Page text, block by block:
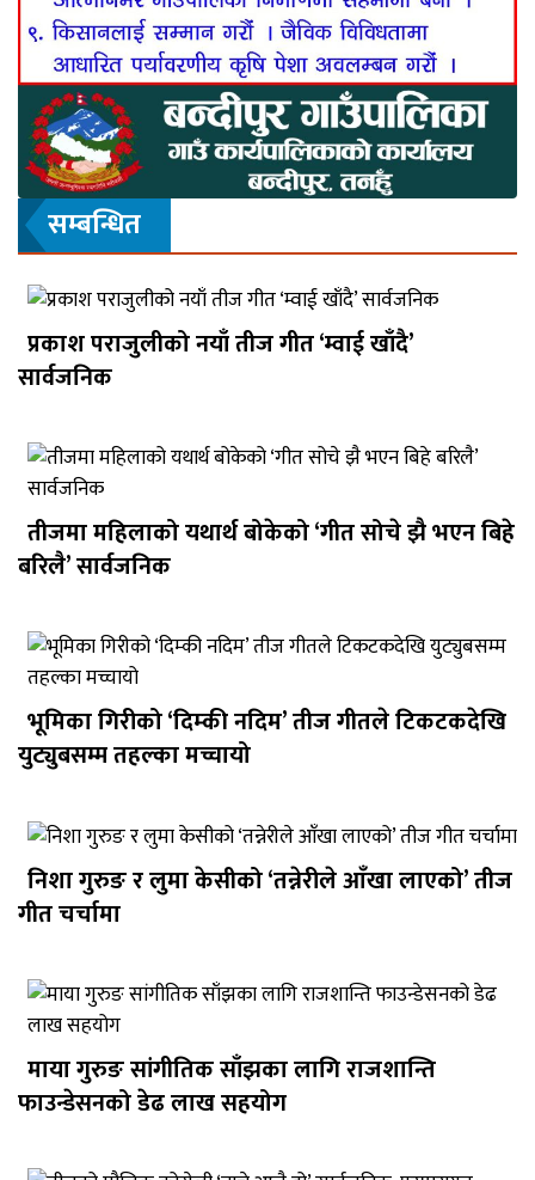
सम्बन्धित
प्रकाश पराजुलीको नयाँ तीज गीत ‘म्वाई खाँदै’
सार्वजनिक
तीजमा महिलाको यथार्थ बोकेको ‘गीत सोचे झै भएन बिहे
बरिलै’ सार्वजनिक
भूमिका गिरीको ‘दिम्की नदिम’ तीज गीतले टिकटकदेखि
युट्युबसम्म तहल्का मच्चायो
निशा गुरुङ र लुमा केसीको ‘तन्नेरीले आँखा लाएको’ तीज
गीत चर्चामा
माया गुरुङ सांगीतिक साँझका लागि राजशान्ति
फाउन्डेसनको डेढ लाख सहयोग